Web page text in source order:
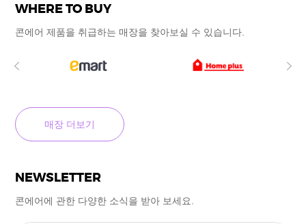
WHERE TO BUY
콘에어 제품을 취급하는 매장을 찾아보실 수 있습니다.
매장 더보기
NEWSLETTER
콘에어에 관한 다양한 소식을 받아 보세요.